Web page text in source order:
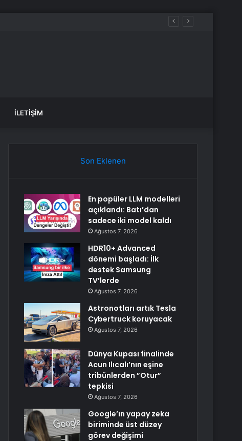
İLETIŞIM
Son Eklenen
En popüler LLM modelleri
açıklandı: Batı’dan
sadece iki model kaldı
Ağustos 7, 2026
HDR10+ Advanced
dönemi başladı: İlk
destek Samsung
TV’lerde
Ağustos 7, 2026
Astronotları artık Tesla
Cybertruck koruyacak
Ağustos 7, 2026
Dünya Kupası finalinde
Acun Ilıcalı’nın eşine
tribünlerden ”Otur”
tepkisi
Ağustos 7, 2026
Google’ın yapay zeka
biriminde üst düzey
görev değişimi